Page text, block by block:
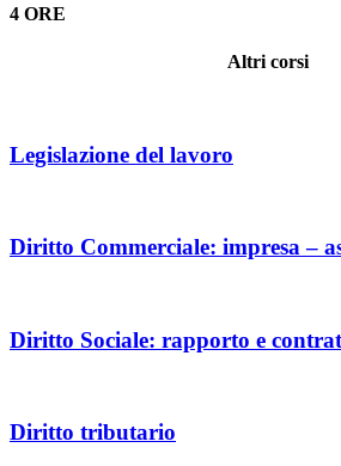
4 ORE
Altri corsi
Legislazione del lavoro
Diritto Commerciale: impresa –
Diritto Sociale: rapporto e
Diritto tributario